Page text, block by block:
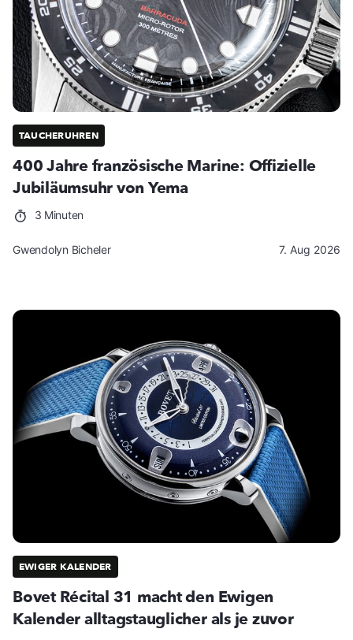
TAUCHERUHREN
400 Jahre französische Marine: Offizielle
Jubiläumsuhr von Yema
3 Minuten
Gwendolyn Bicheler 7. Aug 2026
EWIGER KALENDER
Bovet Récital 31 macht den Ewigen
Kalender alltagstauglicher als je zuvor